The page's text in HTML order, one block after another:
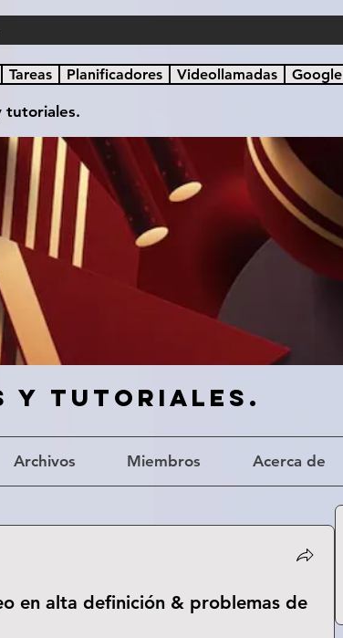
tutoriales.
y tutoriales.
Archivos Miembros Acerca de
en alta definición & problemas de
Tareas Planificadores Videollamadas Google